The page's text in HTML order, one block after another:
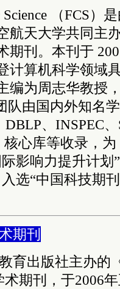
（FCS）
航天大学共同主
期刊。本刊于
计算机科学领域
编为周志华教授
队由国内外知名
、INSPEC
心库等收录，
影响力提升计划
选“中国科技期
期刊
育出版社主办的
术期刊，于2006